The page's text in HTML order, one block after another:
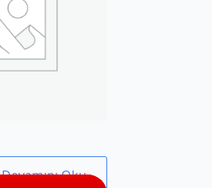
Devamını Oku